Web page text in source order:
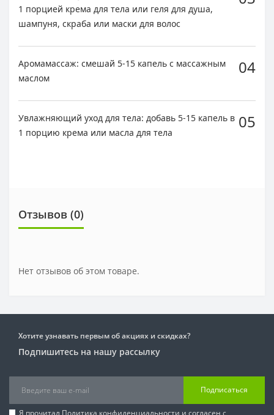
1 порцией крема для тела или геля для душа,
шампуня, скраба или маски для волос
Аромамассаж: смешай 5-15 капель с массажным
маслом
04
Увлажняющий уход для тела: добавь 5-15 капель в
1 порцию крема или масла для тела
05
Отзывов (0)
Нет отзывов об этом товаре.
Хотите узнавать первым об акциях и скидках?
Подпишитесь на нашу рассылку
Подписаться
Я прочитал Политика конфиденциальности и согласен с